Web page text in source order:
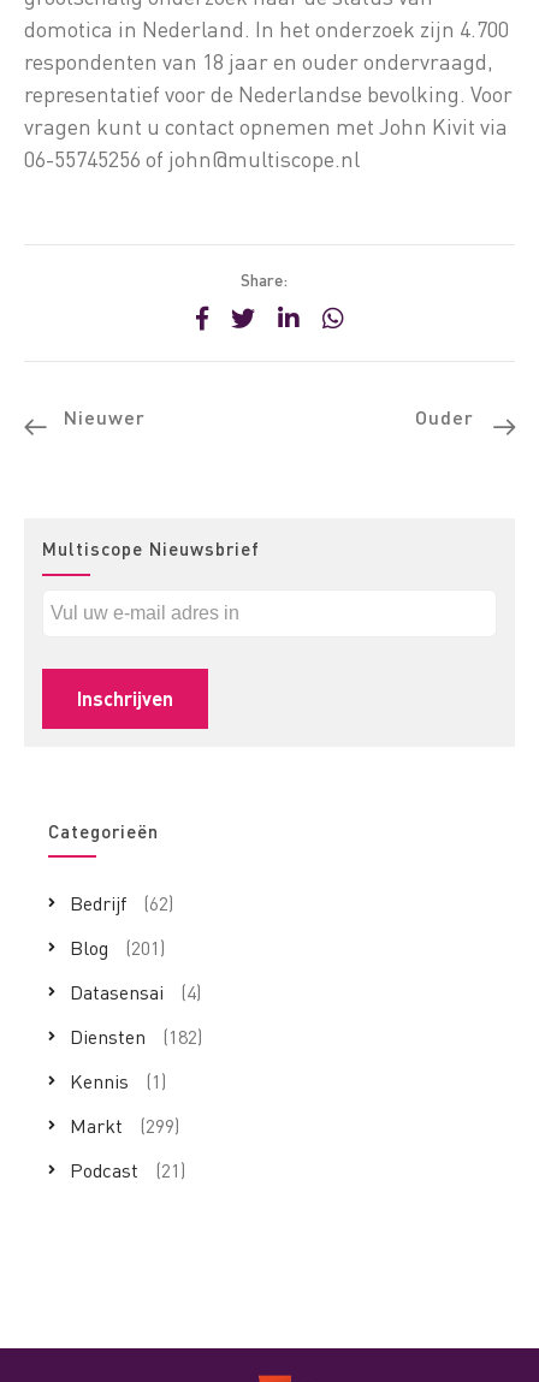
domotica in Nederland. In het onderzoek zijn 4.700
respondenten van 18 jaar en ouder ondervraagd,
representatief voor de Nederlandse bevolking. Voor
vragen kunt u contact opnemen met John Kivit via
06-55745256 of john@multiscope.nl
Share:
Nieuwer Ouder
Multiscope Nieuwsbrief
Categorieën
Bedrijf
(62)
Blog
(201)
Datasensai
(4)
Diensten
(182)
Kennis
(1)
Markt
(299)
Podcast
(21)